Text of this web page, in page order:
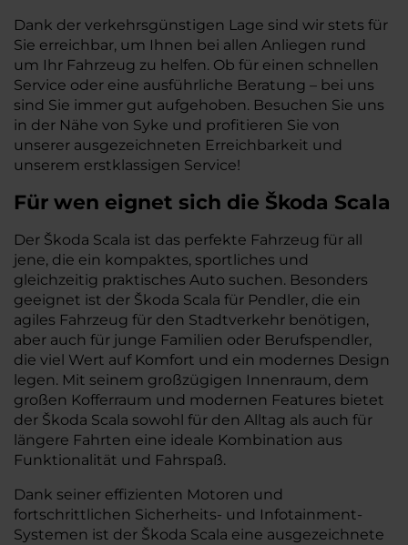
Dank der verkehrsgünstigen Lage sind wir stets für
Sie erreichbar, um Ihnen bei allen Anliegen rund
um Ihr Fahrzeug zu helfen. Ob für einen schnellen
Service oder eine ausführliche Beratung – bei uns
sind Sie immer gut aufgehoben. Besuchen Sie uns
in der Nähe von Syke und profitieren Sie von
unserer ausgezeichneten Erreichbarkeit und
unserem erstklassigen Service!
Für wen eignet sich die Škoda Scala
Der Škoda Scala ist das perfekte Fahrzeug für all
jene, die ein kompaktes, sportliches und
gleichzeitig praktisches Auto suchen. Besonders
geeignet ist der Škoda Scala für Pendler, die ein
agiles Fahrzeug für den Stadtverkehr benötigen,
aber auch für junge Familien oder Berufspendler,
die viel Wert auf Komfort und ein modernes Design
legen. Mit seinem großzügigen Innenraum, dem
großen Kofferraum und modernen Features bietet
der Škoda Scala sowohl für den Alltag als auch für
längere Fahrten eine ideale Kombination aus
Funktionalität und Fahrspaß.
Dank seiner effizienten Motoren und
fortschrittlichen Sicherheits- und Infotainment-
Systemen ist der Škoda Scala eine ausgezeichnete